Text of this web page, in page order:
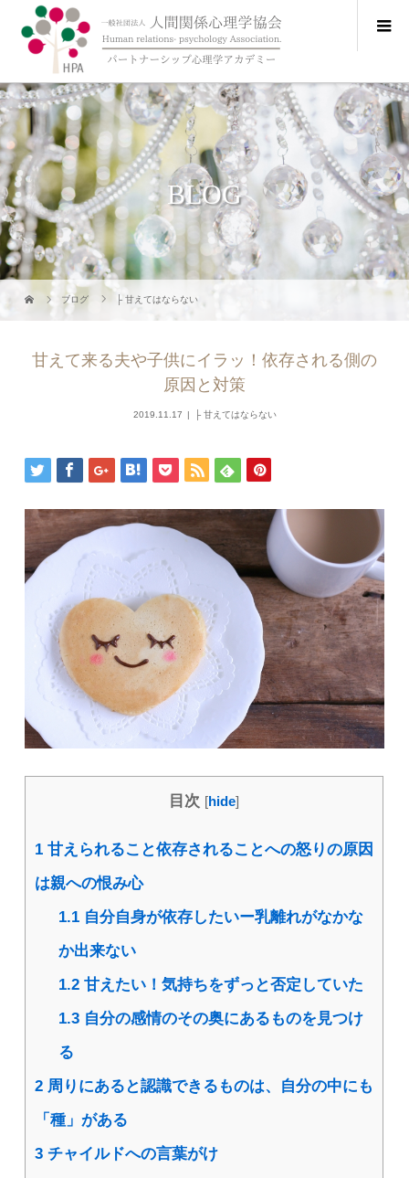
BLOG
ブログ ├ 甘えてはならない
甘えて来る夫や子供にイラッ！依存される側の
原因と対策
2019.11.17 ├ 甘えてはならない
目次 [hide]
1 甘えられること依存されることへの怒りの原因
は親への恨み心
1.1 自分自身が依存したいー乳離れがなかな
か出来ない
1.2 甘えたい！気持ちをずっと否定していた
1.3 自分の感情のその奥にあるものを見つけ
る
2 周りにあると認識できるものは、自分の中にも
「種」がある
3 チャイルドへの言葉がけ